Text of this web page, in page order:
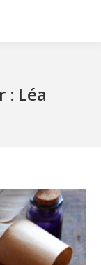
: Léa